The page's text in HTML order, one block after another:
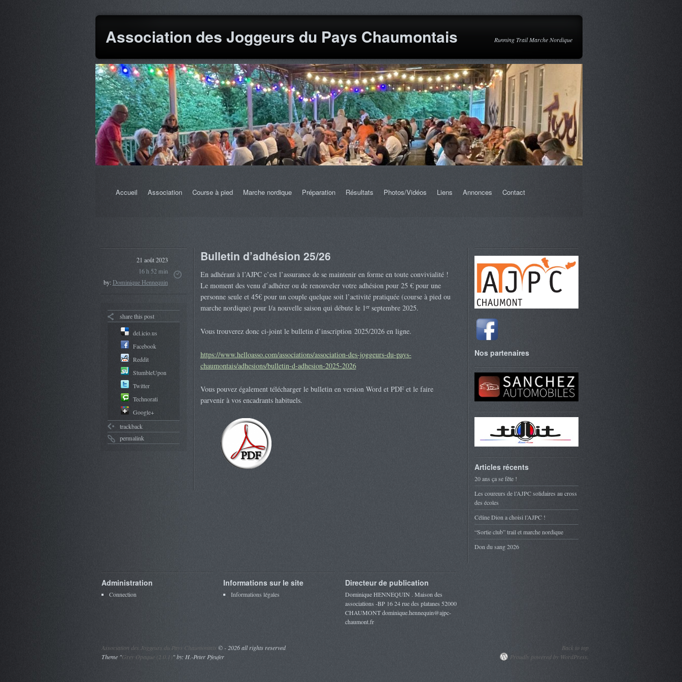
Association des Joggeurs du Pays Chaumontais Running Trail Marche Nordique
Accueil Association Course à pied Marche nordique Préparation Résultats Photos/Vidéos Liens Annonces Contact
21 août 2023
16 h 52 min
by:Dominique Hennequin
share this post
del.icio.us
Facebook
Reddit
StumbleUpon
Twitter
Technorati
Google+
trackback
permalink
Bulletin d’adhésion 25/26
En adhérant à l’AJPC c’est l’assurance de se maintenir en forme en toute convivialité !
Le moment des venu d’adhérer ou de renouveler votre adhésion pour 25 € pour une
personne seule et 45€ pour un couple quelque soit l’activité pratiquée (course à pied ou
marche nordique) pour l/a nouvelle saison qui débute le 1erseptembre 2025.
Vous trouverez donc ci-joint le bulletin d’inscription 2025/2026 en ligne.
https://www.helloasso.com/associations/association-des-joggeurs-du-pays-
chaumontais/adhesions/bulletin-d-adhesion-2025-2026
Vous pouvez également télécharger le bulletin en version Word et PDF et le faire
parvenir à vos encadrants habituels.
Nos partenaires
Articles récents
20 ans ça se fête !
Les coureurs de l’AJPC solidaires au cross
des écoles
Céline Dion a choisi l’AJPC !
“Sortie club” trail et marche nordique
Don du sang 2026
Administration
Connection
Informations sur le site
Informations légales
Directeur de publication
Dominique HENNEQUIN . Maison des
associations -BP 16 24 rue des platanes 52000
CHAUMONT dominique.hennequin@ajpc-
chaumont.fr
Association des Joggeurs du Pays Chaumontais ©- 2026 all rights reserved
Theme "Grey Opaque (2.0.1)" by: H.-Peter Pfeufer
Back to top
Proudly powered by WordPress.